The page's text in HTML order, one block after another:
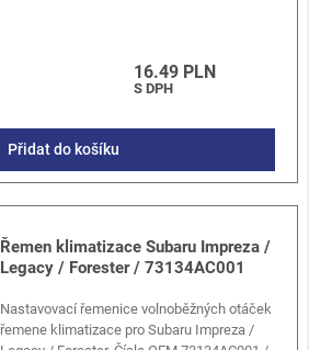
16.49 PLN
S DPH
Přidat do košíku
Řemen klimatizace Subaru Impreza /
Legacy / Forester / 73134AC001
Nastavovací řemenice volnoběžných otáček
řemene klimatizace pro Subaru Impreza /